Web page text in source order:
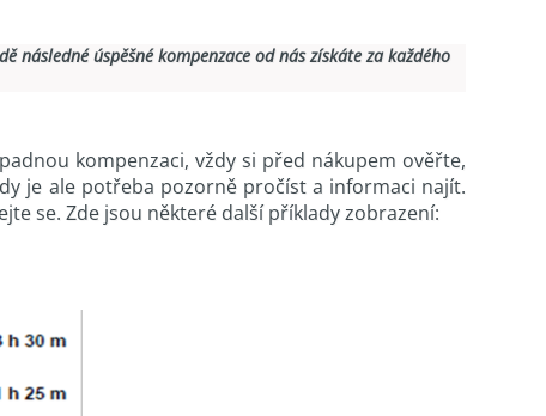
následné úspěšné kompenzace od nás získáte za každého
kompenzaci, vždy si před nákupem ověřte,
je ale potřeba pozorně pročíst a informaci najít.
se. Zde jsou některé další příklady zobrazení: